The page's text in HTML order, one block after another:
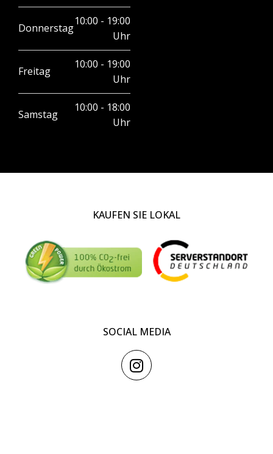
Donnerstag
10:00 - 19:00
Uhr
Freitag
10:00 - 19:00
Uhr
Samstag
10:00 - 18:00
Uhr
KAUFEN SIE LOKAL
SOCIAL MEDIA
I
n
s